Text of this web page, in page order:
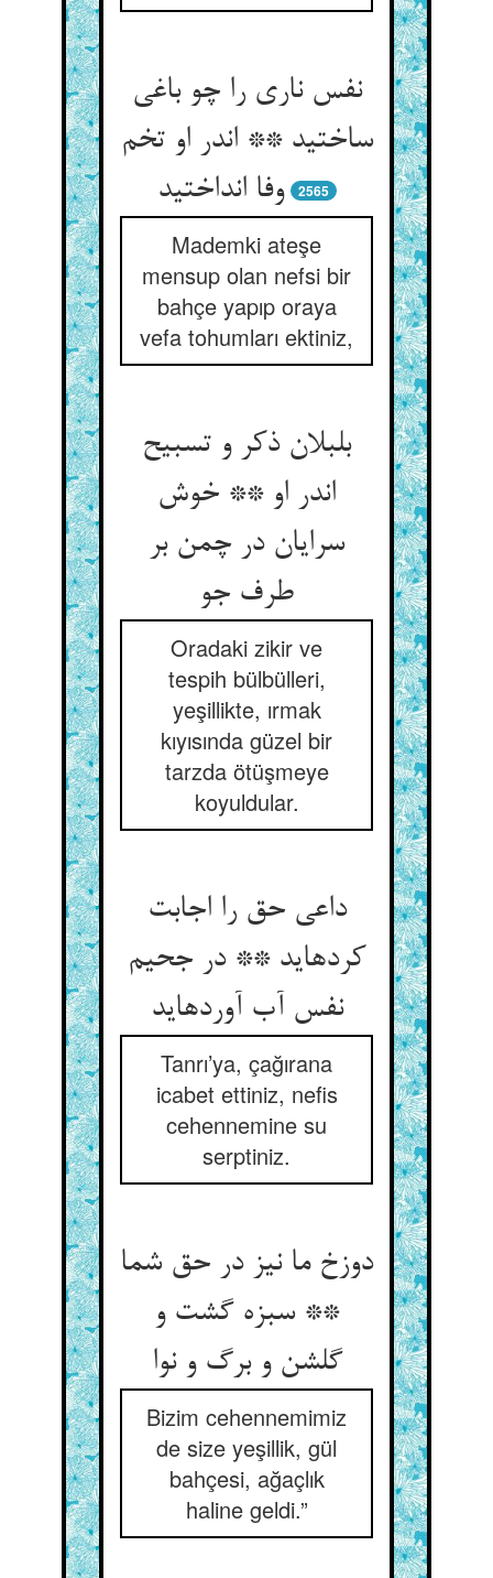
نفس ناری را چو باغی
ساختید ** اندر او تخم
وفا انداختید
2565
Mademki ateşe
mensup olan nefsi bir
bahçe yapıp oraya
vefa tohumları ektiniz,
بلبلان ذکر و تسبیح
اندر او ** خوش
سرایان در چمن بر
طرف جو
Oradaki zikir ve
tespih bülbülleri,
yeşillikte, ırmak
kıyısında güzel bir
tarzda ötüşmeye
koyuldular.
داعی حق را اجابت
کرده‏اید ** در جحیم
نفس آب آورده‏اید
Tanrı’ya, çağırana
icabet ettiniz, nefis
cehennemine su
serptiniz.
دوزخ ما نیز در حق شما
** سبزه گشت و
گلشن و برگ و نوا
Bizim cehennemimiz
de size yeşillik, gül
bahçesi, ağaçlık
haline geldi.”